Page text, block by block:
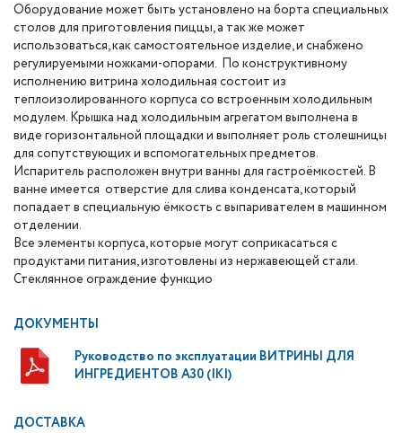
Оборудование может быть установлено на борта специальных
столов для приготовления пиццы, а так же может
использоваться, как самостоятельное изделие, и снабжено
регулируемыми ножками-опорами. По конструктивному
исполнению витрина холодильная состоит из
теплоизолированного корпуса со встроенным холодильным
модулем. Крышка над холодильным агрегатом выполнена в
виде горизонтальной площадки и выполняет роль столешницы
для сопутствующих и вспомогательных предметов.
Испаритель расположен внутри ванны для гастроёмкостей. В
ванне имеется отверстие для слива конденсата, который
попадает в специальную ёмкость с выпаривателем в машинном
отделении.
Все элементы корпуса, которые могут соприкасаться с
продуктами питания, изготовлены из нержавеющей стали.
Стеклянное ограждение функцио
ДОКУМЕНТЫ
Руководство по эксплуатации ВИТРИНЫ ДЛЯ
ИНГРЕДИЕНТОВ A30 (IKI)
ДОСТАВКА